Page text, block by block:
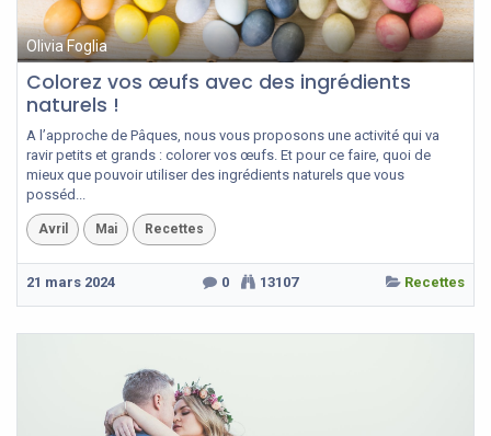
Olivia Foglia
Colorez vos œufs avec des ingrédients
naturels !
A l’approche de Pâques, nous vous proposons une activité qui va
ravir petits et grands : colorer vos œufs. Et pour ce faire, quoi de
mieux que pouvoir utiliser des ingrédients naturels que vous
posséd...
Avril Mai Recettes
21 mars 2024 0 13107 Recettes